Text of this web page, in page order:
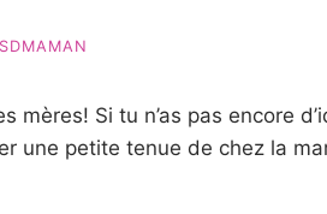
mères! Si tu n’as pas encore
une petite tenue de chez la